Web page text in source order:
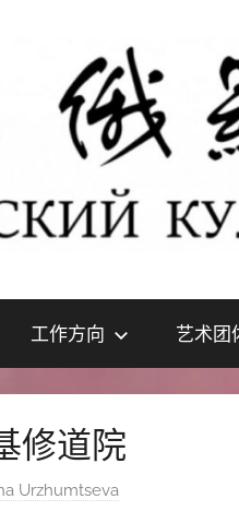
工作方向 艺术团
修道院
Urzhumtseva